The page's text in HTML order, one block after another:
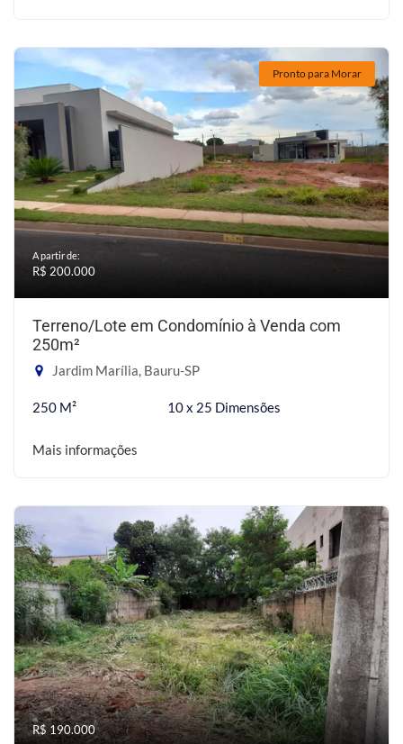
Pronto para Morar
A partir de:
R$ 200.000
Terreno/Lote em Condomínio à Venda com
250m²
Jardim Marília, Bauru-SP
250 M² 10 x 25 Dimensões
Mais informações
R$ 190.000